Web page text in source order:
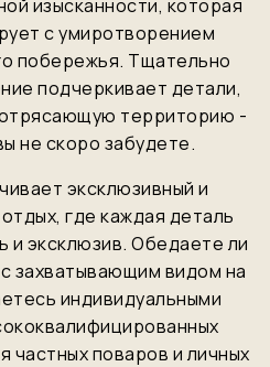
изысканности, которая
с умиротворением
побережья. Тщательно
подчеркивает детали,
территорию -
не скоро забудете.
эксклюзивный и
где каждая деталь
и эксклюзив. Обедаете ли
захватывающим видом на
индивидуальными
частных поваров и личных